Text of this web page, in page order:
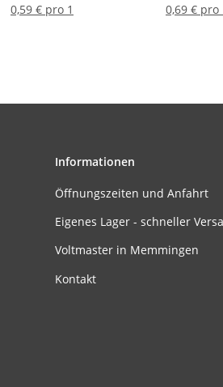
0,59 € pro 1
0,69 € pro
Informationen
Öffnungszeiten und Anfahrt
Eigenes Lager - schneller
Voltmaster in Memmingen
Kontakt